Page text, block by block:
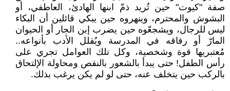
صفة "كيوت" حين تُريد ذمّ ابنها الهادئ، العاطفي، أو
البشوش والمحترم، وينهروه حين يبكي قائلين أن البكاء
ليس للرجال، ويشجعّوه حين يضرب إبن الجار أو الحيوان
المارّ أو رفاقه في المدرسة ويُقلل الأدب بأنواعه..
مُعتبريها قوة وشخصية، وكل تلك العوامل تجري على
رأس الطفل! حتى يبدأ بالشعور بالنقص ومحاولة الإلتحاق
بالركب حين يتخلف عنه، حتى لو لم يكن يرغب بذلك.